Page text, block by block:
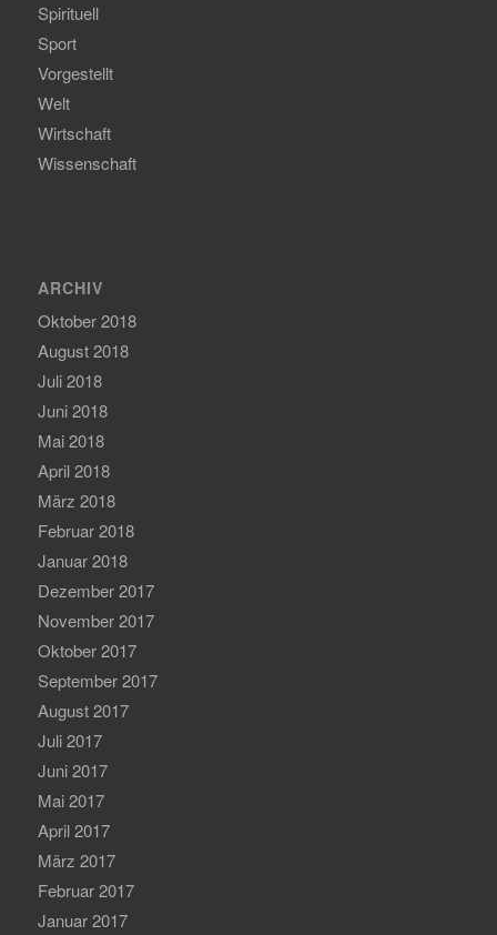
Spirituell
Sport
Vorgestellt
Welt
Wirtschaft
Wissenschaft
ARCHIV
Oktober 2018
August 2018
Juli 2018
Juni 2018
Mai 2018
April 2018
März 2018
Februar 2018
Januar 2018
Dezember 2017
November 2017
Oktober 2017
September 2017
August 2017
Juli 2017
Juni 2017
Mai 2017
April 2017
März 2017
Februar 2017
Januar 2017